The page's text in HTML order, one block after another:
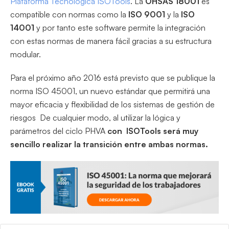
compatible con normas como la ISO 9001 y la ISO
14001 y por tanto este software permite la integración
con estas normas de manera fácil gracias a su estructura
modular.
Para el próximo año 2016 está previsto que se publique la
norma ISO 45001, un nuevo estándar que permitirá una
mayor eficacia y flexibilidad de los sistemas de gestión de
riesgos De cualquier modo, al utilizar la lógica y
parámetros del ciclo PHVA con ISOTools será muy
sencillo realizar la transición entre ambas normas.